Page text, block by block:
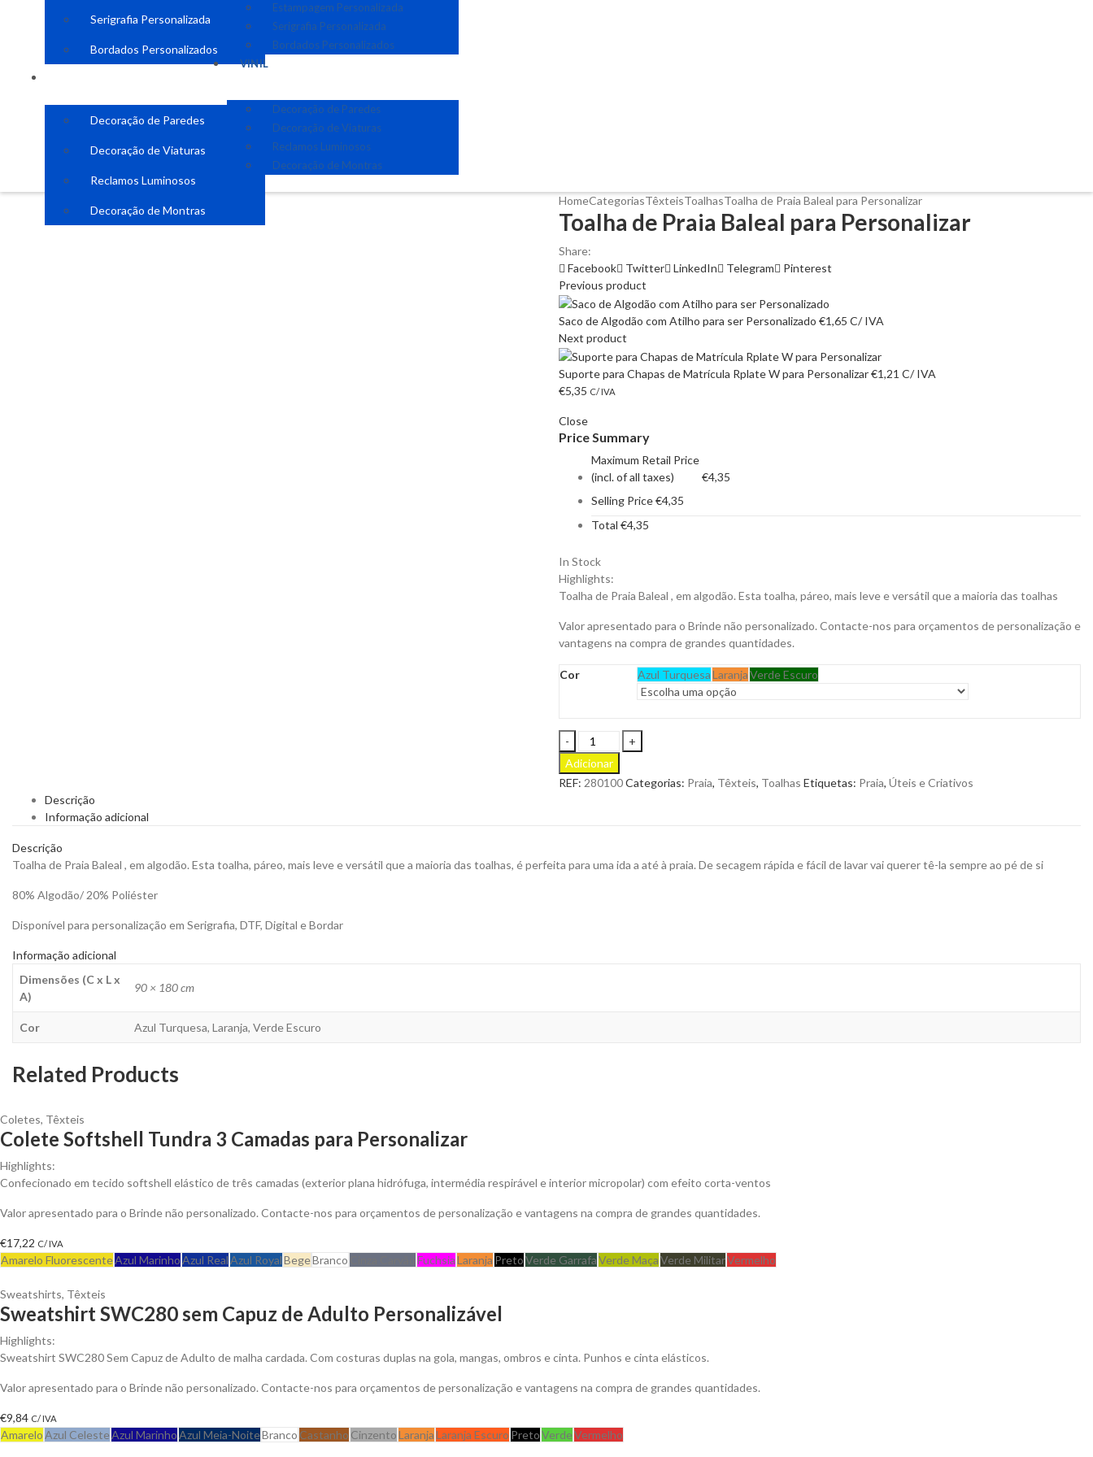
Serigrafia Personalizada
Bordados Personalizados
Decoração de Paredes
Decoração de Viaturas
Reclamos Luminosos
Decoração de Montras
Estampagem Personalizada
Serigrafia Personalizada
Bordados Personalizados
VINIL
Decoração de Paredes
Decoração de Viaturas
Reclamos Luminosos
Decoração de Montras
HomeCategoriasTêxteisToalhasToalha de Praia Baleal para Personalizar
Toalha de Praia Baleal para Personalizar
Share:
Facebook
Twitter LinkedIn Telegram
Pinterest
Previous product
Saco de Algodão com Atilho para ser Personalizado €1,65 C/ IVA
Next product
Suporte para Chapas de Matrícula Rplate W para Personalizar€1,21 C/ IVA
€5,35 C/ IVA
Close
Price Summary
Maximum Retail Price
(incl. of all taxes)
€4,35
Selling Price€4,35
Total €4,35
In Stock
Highlights:
Toalha de Praia Baleal , em algodão. Esta toalha, páreo, mais leve e versátil que a maioria das toalhas
Valor apresentado para o Brinde não personalizado. Contacte-nos para orçamentos de personalização e
vantagens na compra de grandes quantidades.
Cor Azul TurquesaLaranjaVerde Escuro
Toalha
de
Praia
Baleal
Adicionar
REF: 280100Categorias: Praia, Têxteis, Toalhas Etiquetas: Praia, Úteis e Criativos
Descrição
Informação adicional
Descrição
Toalha de Praia Baleal , em algodão. Esta toalha, páreo, mais leve e versátil que a maioria das toalhas, é perfeita para uma ida a até à praia. De secagem rápida e fácil de lavar vai querer tê-la sempre ao pé de si
80% Algodão/ 20% Poliéster
Disponível para personalização em Serigrafia, DTF, Digital e Bordar
Informação adicional
Dimensões (C x L x
A)
90 × 180 cm
Cor Azul Turquesa, Laranja, Verde Escuro
Related Products
Coletes, Têxteis
Colete Softshell Tundra 3 Camadas para Personalizar
Highlights:
Confecionado em tecido softshell elástico de três camadas (exterior plana hidrófuga, intermédia respirável e interior micropolar) com efeito corta-ventos
Valor apresentado para o Brinde não personalizado. Contacte-nos para orçamentos de personalização e vantagens na compra de grandes quantidades.
€17,22 C/ IVA
Amarelo FluorescenteAzul MarinhoAzul RealAzul RoyalBegeBranco FuchsiaLaranja PretoVerde GarrafaVerde MaçaVerde MilitarVermelho
Sweatshirts, Têxteis
Sweatshirt SWC280 sem Capuz de Adulto Personalizável
Highlights:
Sweatshirt SWC280 Sem Capuz de Adulto de malha cardada. Com costuras duplas na gola, mangas, ombros e cinta. Punhos e cinta elásticos.
Valor apresentado para o Brinde não personalizado. Contacte-nos para orçamentos de personalização e vantagens na compra de grandes quantidades.
€9,84 C/ IVA
AmareloAzul CelesteAzul MarinhoAzul Meia-NoiteBranco Castanho CinzentoLaranjaLaranja Escuro PretoVerdeVermelho